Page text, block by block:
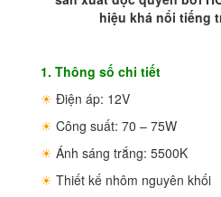
hiệu khá nổi tiếng
1. Thông số chi tiết
☀ Điện áp: 12V
☀ Công suất: 70 – 75W
☀ Ánh sáng trắng: 5500K
☀ Thiết kế nhôm nguyên khối